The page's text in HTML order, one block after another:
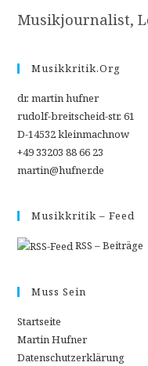
Musikjournalist,
Musikkritik.org
dr. martin hufner
rudolf-breitscheid-str. 61
D-14532 kleinmachnow
+49 33203 88 66 23
martin@hufner.de
Musikkritik – Feed
RSS – Beiträge
Muss Sein
Startseite
Martin Hufner
Datenschutzerklärung